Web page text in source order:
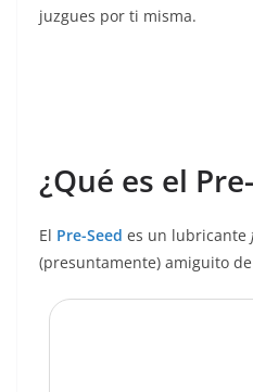
juzgues por ti misma.
¿Qué es el
El Pre-Seed es un lubricante
(presuntamente) amiguito